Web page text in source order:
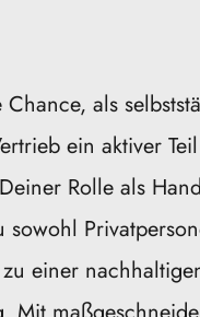
als
ein aktiver
Rolle als
einer